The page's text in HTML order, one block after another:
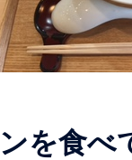
を食べ